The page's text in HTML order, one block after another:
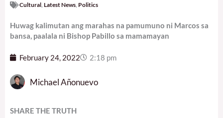
Cultural Latest News Politics
Huwag kalimutan ang marahas na pamumuno ni Marcos sa
bansa, paalala ni Bishop Pabillo sa mamamayan
February 24, 2022 2:18 pm
Michael Añonuevo
SHARE THE TRUTH